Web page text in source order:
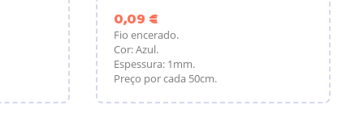
0,09 €Preço
Fio encerado.
Cor: Azul.
Espessura: 1mm.
Preço por cada 50cm.